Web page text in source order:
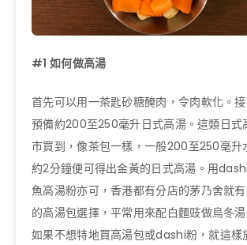
#1 如何做高湯
首先可以用一茶匙砂糖醃肉，令肉軟化。接
預備約200至250毫升日式高湯。這類日式
市買到，像茶包一樣，一般200至250毫升
約2分鐘便可得出金黃的日式高湯。用
魚高湯粉亦可，香港都有分店的茅乃舍就
的高湯包選擇，平常用來配白麵豉做烏冬湯
如果不想特地買高湯包或dashi粉，就這樣